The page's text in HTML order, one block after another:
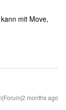
mit Move,
months ago